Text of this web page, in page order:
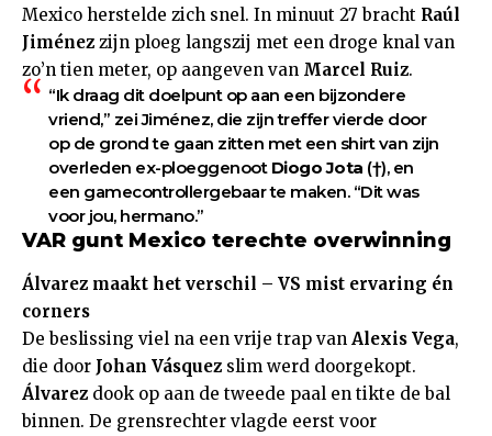
Mexico herstelde zich snel. In minuut 27 bracht Raúl
Jiménez zijn ploeg langszij met een droge knal van
zo’n tien meter, op aangeven van Marcel Ruiz.
“Ik draag dit doelpunt op aan een bijzondere
vriend,” zei Jiménez, die zijn treffer vierde door
op de grond te gaan zitten met een shirt van zijn
overleden ex-ploeggenoot Diogo Jota (†), en
een gamecontrollergebaar te maken. “Dit was
voor jou, hermano.”
VAR gunt Mexico terechte overwinning
Álvarez maakt het verschil – VS mist ervaring én
corners
De beslissing viel na een vrije trap van Alexis Vega,
die door Johan Vásquez slim werd doorgekopt.
Álvarez dook op aan de tweede paal en tikte de bal
binnen. De grensrechter vlagde eerst voor